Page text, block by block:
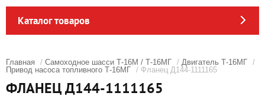
Каталог товаров
Главная / Самоходное шасси Т-16М / Т-16МГ / Двигатель Т-16МГ /
Привод насоса топливного Т-16МГ / Фланец Д144-1111165
ФЛАНЕЦ Д144-1111165